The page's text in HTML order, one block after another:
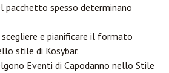
spesso determinano
e pianificare il formato
stile di Kosybar.
Eventi di Capodanno nello Stile